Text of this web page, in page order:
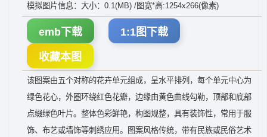
模拟图片信息：大小：0.1(MB) /图宽*高:1254x266(像素)
emb下载 1:1图下载
收藏本图
该图案由五个对称的花卉单元组成，呈水平排列，每个单元中心为
绿色花心，外圈环绕红色花瓣，边缘由黄色曲线勾勒，顶部和底部
点缀绿色叶片。整体色彩鲜艳，构图规整，具有装饰性，常用于服
饰、布艺或墙饰等刺绣应用。图案风格传统，带有民族或民俗艺术